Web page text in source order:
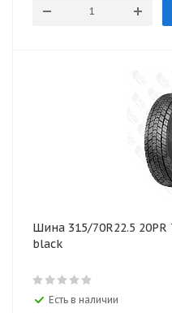
Шина 315/70R22.5 20PR
black
Есть в наличии